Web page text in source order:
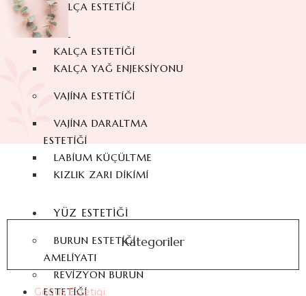
KALÇA ESTETIĞI
BBL
KALÇA ESTETIĞI
KALÇA YAĞ ENJEKSIYONU
VAJINA ESTETIĞI
VAJINA DARALTMA
ESTETIĞI
LABIUM KÜÇÜLTME
KIZLIK ZARI DIKIMI
YÜZ ESTETIĞI
BURUN ESTETIĞI
AMELIYATI
REVIZYON BURUN
ESTETIĞI
Kategoriler
Göğüs Estetiği